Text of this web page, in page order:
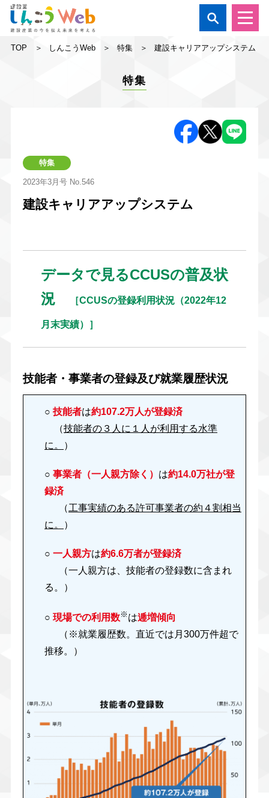

TOP しんこうWeb 特集 建設キャリアアップシステム
特集
特集
2023年3月号No.546
建設キャリアアップシステム
データで見るCCUSの普及状
況
［CCUSの登録利用状況（2022年12
月末実績）］
技能者・事業者の登録及び就業履歴状況
○ 技能者は約107.2万人が登録済
（技能者の３人に１人が利用する水準
に。
）
○ 事業者（一人親方除く） は約14.0万社が登
録済
（工事実績のある許可事業者の約４割相当
に。
）
○ 一人親方は約6.6万者が登録済
（一人親方は、技能者の登録数に含まれ
る。）
○ 現場での利用数※ は逓増傾向
（※就業履歴数。直近では月300万件超で
推移。）